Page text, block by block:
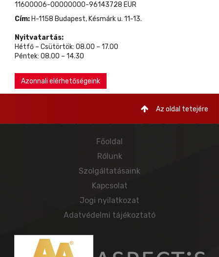
11600006-00000000-96143728 EUR
Cím: H-1158 Budapest, Késmárk u. 11-13.
Nyitvatartás:
Hétfő – Csütörtök: 08.00 – 17.00
Péntek: 08.00 – 14.30
Azonnali elérhetőségeink
Az oldal tetejére
Főoldal
Rólunk
Szolgáltatásaink
Kapcsolat
Jogi nyilatkozat
Adatvédelmi tájékoztató